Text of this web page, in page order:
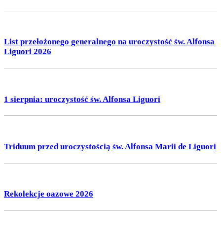
List przełożonego generalnego na uroczystość św. Alfonsa
Liguori 2026
1 sierpnia: uroczystość św. Alfonsa Liguori
Triduum przed uroczystością św. Alfonsa Marii de Liguori
Rekolekcje oazowe 2026